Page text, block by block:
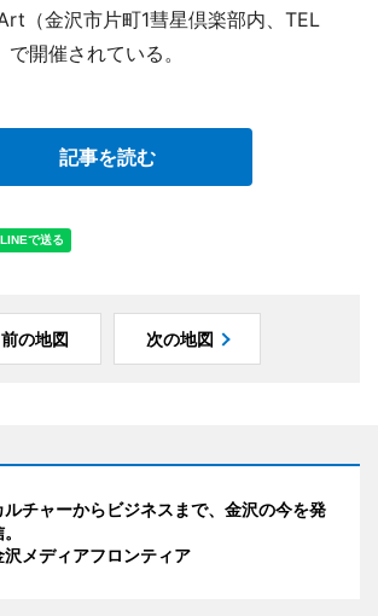
（金沢市片町1彗星倶楽部内、TEL
開催されている。
記事を読む
前の地図 次の地図
ルチャーからビジネスまで、金沢の今を発
沢メディアフロンティア